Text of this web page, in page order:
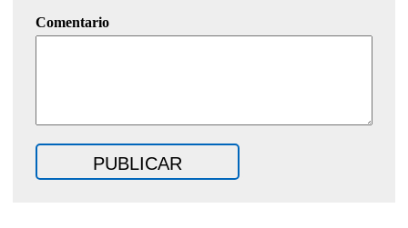
Comentario